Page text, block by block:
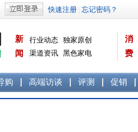
新
闻
行业动态 独家原创
渠道资讯 黑色家电
消
费
购 高端访谈 评测 促销